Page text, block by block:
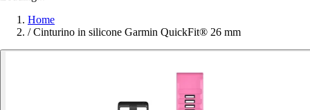
Home
/ Cinturino in silicone Garmin QuickFit® 26 mm